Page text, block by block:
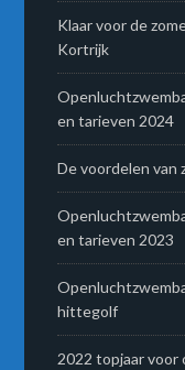
Klaar voor de
Kortrijk
en tarieven 2024
De voordelen van
en tarieven 2023
hittegolf
2022 topjaar